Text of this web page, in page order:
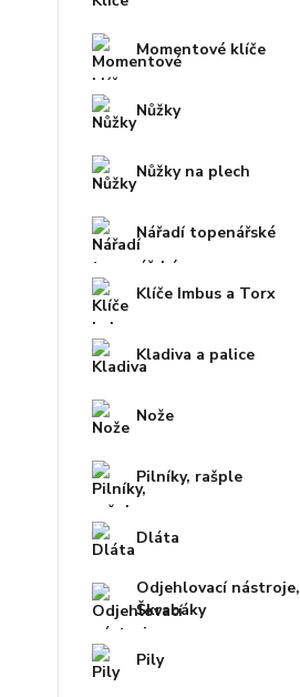
Momentové klíče
Nůžky
Nůžky na plech
Nářadí topenářské
Klíče Imbus a Torx
Kladiva a palice
Nože
Pilníky, rašple
Dláta
Odjehlovací nástroje,
Škrabáky
Pily